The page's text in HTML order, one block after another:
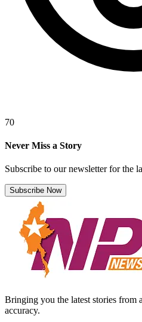
70
Never Miss a Story
Subscribe to our newsletter for the
Subscribe Now
Bringing you the latest stories from
accuracy.